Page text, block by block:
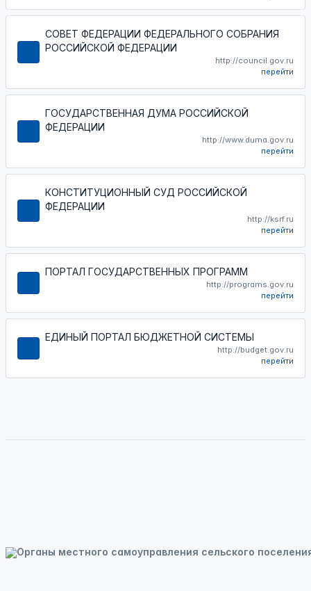
СОВЕТ ФЕДЕРАЦИИ ФЕДЕРАЛЬНОГО СОБРАНИЯ
РОССИЙСКОЙ ФЕДЕРАЦИИ
http://council.gov.ru
перейти
ГОСУДАРСТВЕННАЯ ДУМА РОССИЙСКОЙ
ФЕДЕРАЦИИ
http://www.duma.gov.ru
перейти
КОНСТИТУЦИОННЫЙ СУД РОССИЙСКОЙ
ФЕДЕРАЦИИ
http://ksrf.ru
перейти
ПОРТАЛ ГОСУДАРСТВЕННЫХ ПРОГРАММ
http://programs.gov.ru
перейти
ЕДИНЫЙ ПОРТАЛ БЮДЖЕТНОЙ СИСТЕМЫ
http://budget.gov.ru
перейти